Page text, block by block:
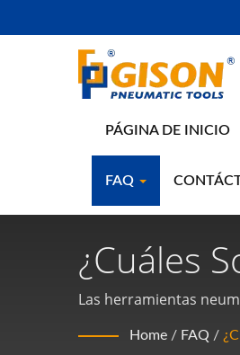
PÁGINA DE INICIO
FAQ
¿Cuáles
Las herramientas
Home / FAQ /